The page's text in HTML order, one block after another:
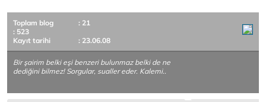
Toplam blog
: 21
: 523
Kayıt tarihi
: 23.06.08
Bir şairim belki eşi benzeri bulunmaz belki de ne
dediğini bilmez! Sorgular, sualler eder. Kalemi..